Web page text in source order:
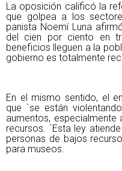
La oposición calificó la
que golpea a los
panista Noemí Luna
del cien por ciento en
beneficios lleguen a la
gobierno es totalmente
En el mismo sentido, el
que `se están
aumentos,
recursos. `Esta ley
personas de bajos
para museos.